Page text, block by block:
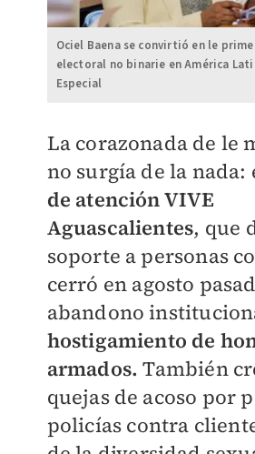
Ociel Baena se convirtió en le
electoral no binarie en América
Especial
La corazonada de le
no surgía de la nada:
de atención VIVE
Aguascalientes, que
soporte a personas
cerró en agosto
abandono
hostigamiento de
armados. También
quejas de acoso por
policías contra